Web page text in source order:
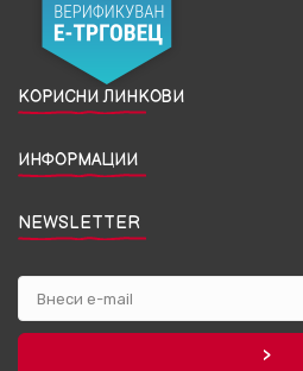
КОРИСНИ ЛИНКОВИ
ИНФОРМАЦИИ
NEWSLETTER